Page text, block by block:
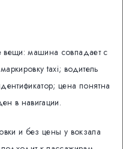
вещи: машина совпадает с
taxi; водитель
цена понятна
в навигации.
и без цены у вокзала